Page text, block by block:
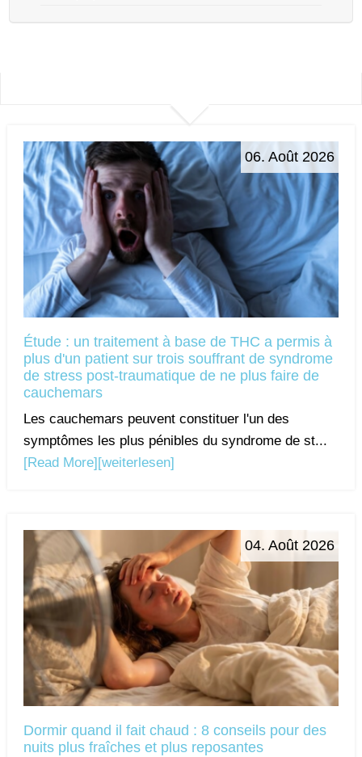
06. Août 2026
Étude : un traitement à base de THC a permis à
plus d'un patient sur trois souffrant de syndrome
de stress post-traumatique de ne plus faire de
cauchemars
Les cauchemars peuvent constituer l'un des
symptômes les plus pénibles du syndrome de st...
[Read More] [weiterlesen]
04. Août 2026
Dormir quand il fait chaud : 8 conseils pour des
nuits plus fraîches et plus reposantes